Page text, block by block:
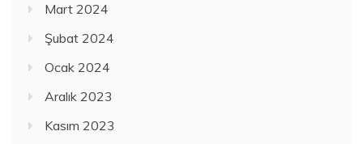
Mart 2024
Şubat 2024
Ocak 2024
Aralık 2023
Kasım 2023